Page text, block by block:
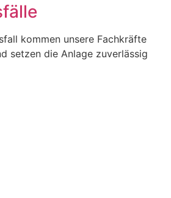
kommen unsere Fachkräfte
setzen die Anlage zuverlässig